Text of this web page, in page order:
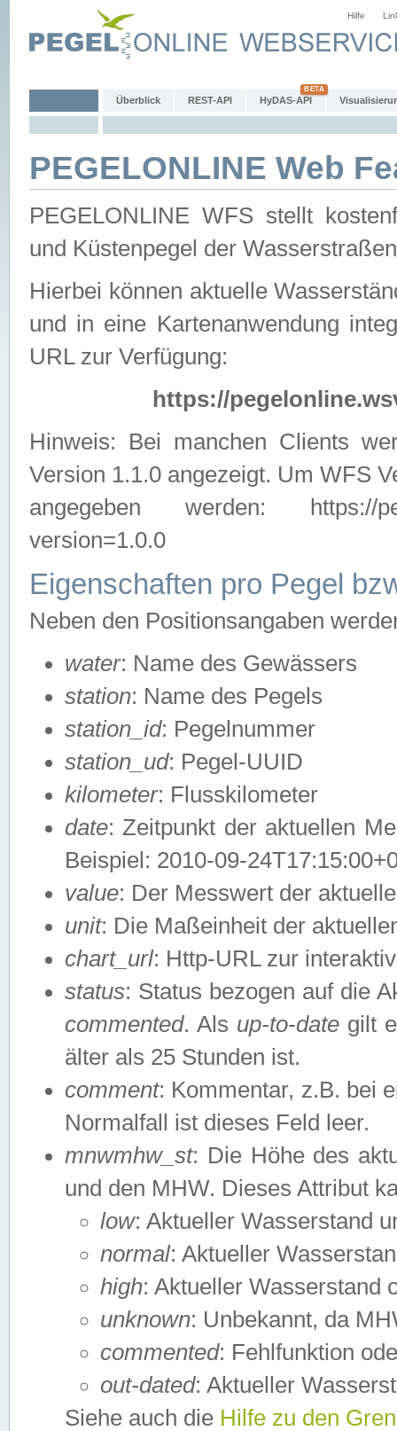
Hilfe
Überblick REST-API HyDAS-API
PEGELONLINE Web
PEGELONLINE WFS stellt
und Küstenpegel der
Hierbei können aktuelle
und in eine Kartenanwendung
URL zur Verfügung:
https://
Hinweis: Bei manchen Clients
Version 1.1.0 angezeigt. Um WFS
angegeben werden: https://
version=1.0.0
Eigenschaften pro Pegel
Neben den Positionsangaben
water: Name des Gewässers
station: Name des Pegels
station_id: Pegelnummer
station_ud: Pegel-UUID
kilometer: Flusskilometer
date: Zeitpunkt der aktuellen
Beispiel: 2010-09-
value: Der Messwert der
unit: Die Maßeinheit der
chart_url: Http-URL zur
status: Status bezogen auf die
commented. Als up-to-date gilt
älter als 25 Stunden ist.
comment: Kommentar, z.B. bei
Normalfall ist dieses Feld leer.
mnwmhw_st: Die Höhe des
und den MHW. Dieses Attribut
low: Aktueller Wasserstand
normal: Aktueller
high: Aktueller Wasserstand
unknown: Unbekannt, da
commented: Fehlfunktion
out-dated: Aktueller
Siehe auch die Hilfe zu den